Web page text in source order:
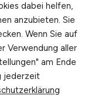
dabei helfen,
anzubieten. Sie
Wenn Sie auf
Verwendung aller
am Ende
jederzeit